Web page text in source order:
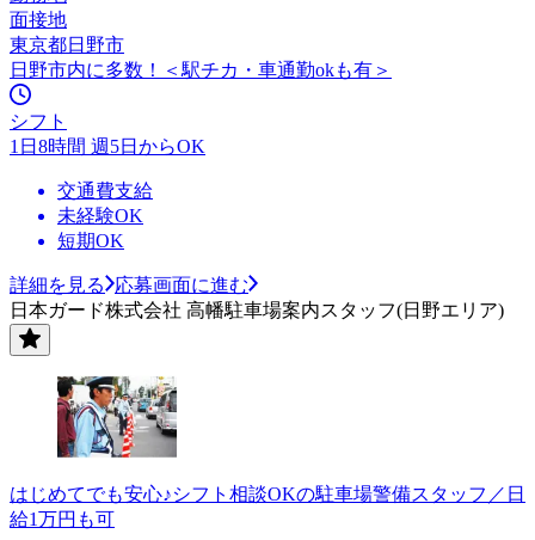
面接地
東京都日野市
日野市内に多数！＜駅チカ・車通勤okも有＞
シフト
1日8時間 週5日からOK
交通費支給
未経験OK
短期OK
詳細を見る
応募画面に進む
日本ガード株式会社 高幡駐車場案内スタッフ(日野エリア)
はじめてでも安心♪シフト相談OKの駐車場警備スタッフ／日
給1万円も可